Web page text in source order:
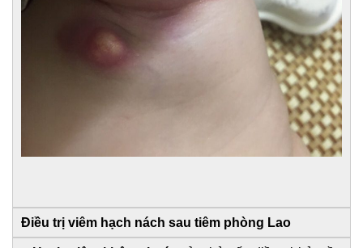
Điều trị viêm hạch nách sau tiêm phòng Lao